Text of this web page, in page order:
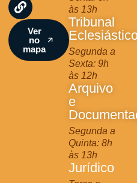
a
m
k
Ver
no
mapa
às 13h
Tribunal
Segunda a
Sexta: 9h
às 12h
Arquivo
e
Segunda a
Quinta: 8h
às 13h
Jurídico